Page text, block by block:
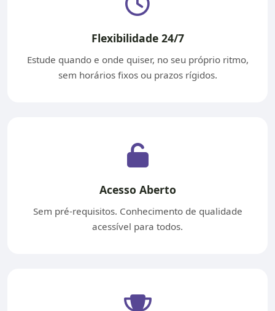
Flexibilidade 24/7
Estude quando e onde quiser, no seu próprio ritmo,
sem horários fixos ou prazos rígidos.
Acesso Aberto
Sem pré-requisitos. Conhecimento de qualidade
acessível para todos.